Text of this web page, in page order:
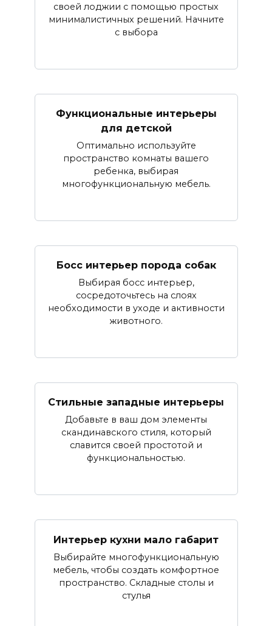
своей лоджии с помощью простых
минималистичных решений. Начните
с выбора
Функциональные интерьеры
для детской
Оптимально используйте
пространство комнаты вашего
ребенка, выбирая
многофункциональную мебель.
Босс интерьер порода собак
Выбирая босс интерьер,
сосредоточьтесь на слоях
необходимости в уходе и активности
животного.
Стильные западные интерьеры
Добавьте в ваш дом элементы
скандинавского стиля, который
славится своей простотой и
функциональностью.
Интерьер кухни мало габарит
Выбирайте многофункциональную
мебель, чтобы создать комфортное
пространство. Складные столы и
стулья